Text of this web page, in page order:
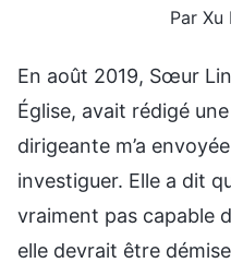
Par Xu
En août 2019, Sœur
Église, avait rédigé
dirigeante m’a
investiguer. Elle a dit
vraiment pas capable
elle devrait être